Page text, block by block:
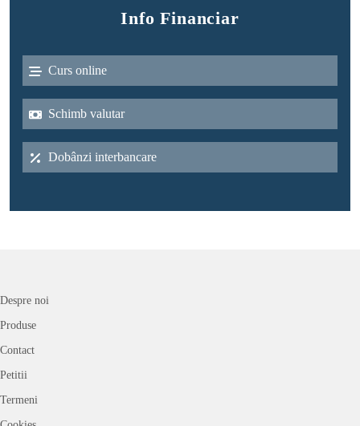
Info Financiar
Curs online
Schimb valutar
Dobânzi interbancare
Despre noi
Produse
Contact
Petitii
Termeni